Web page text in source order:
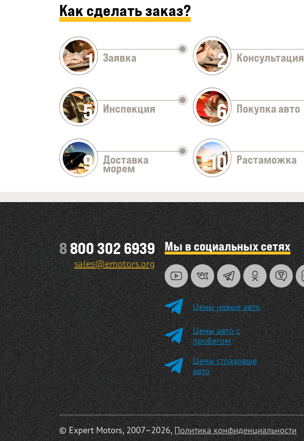
Оставить заявку
Как сделать заказ?
1 Заявка 2 Консультация
5 Инспекция 6 Покупка авто
9 Доставка
морем 10 Растаможка
8800 302 6939
sales@emotors.org
Мы в социальных сетях
Цены новые авто
Цены авто с
пробегом
Цены страховые
авто
© Expert Motors, 2007–2026,Политика конфиденциальности